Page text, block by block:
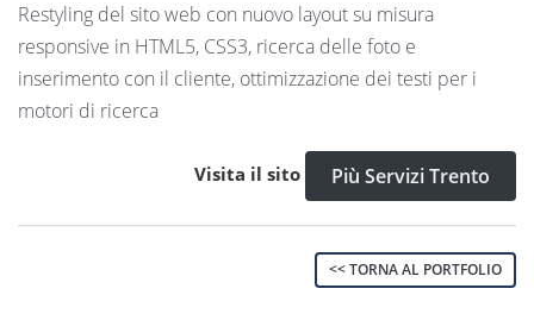
Restyling del sito web con nuovo layout su misura
responsive in HTML5, CSS3, ricerca delle foto e
inserimento con il cliente, ottimizzazione dei testi per i
motori di ricerca
Visita il sito Più Servizi Trento
<< TORNA AL PORTFOLIO